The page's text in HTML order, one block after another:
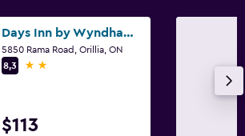
Days Inn by Wyndham Orillia
5850 Rama Road, Orillia, ON
8,3
2 estrellas
$113